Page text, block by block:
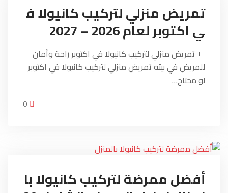
تمريض منزلي لتركيب كانيولا ف
ي اكتوبر لعام 2026 – 2027
💉 تمريض منزلي لتركيب كانيولا في اكتوبر راحة وأمان
للمريض في بيته تمريض منزلي لتركيب كانيولا في اكتوبر
لو محتاج…
أفضل ممرضة لتركيب كانيولا با